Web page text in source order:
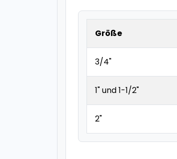
Größe
3/4"
1" und 1-1/2"
2"